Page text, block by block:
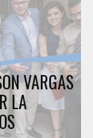
VARGAS
LA